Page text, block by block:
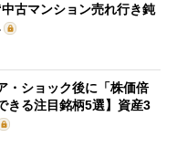
古マンション売れ行き鈍
・ショック後に「株価倍
きる注目銘柄5選】資産3